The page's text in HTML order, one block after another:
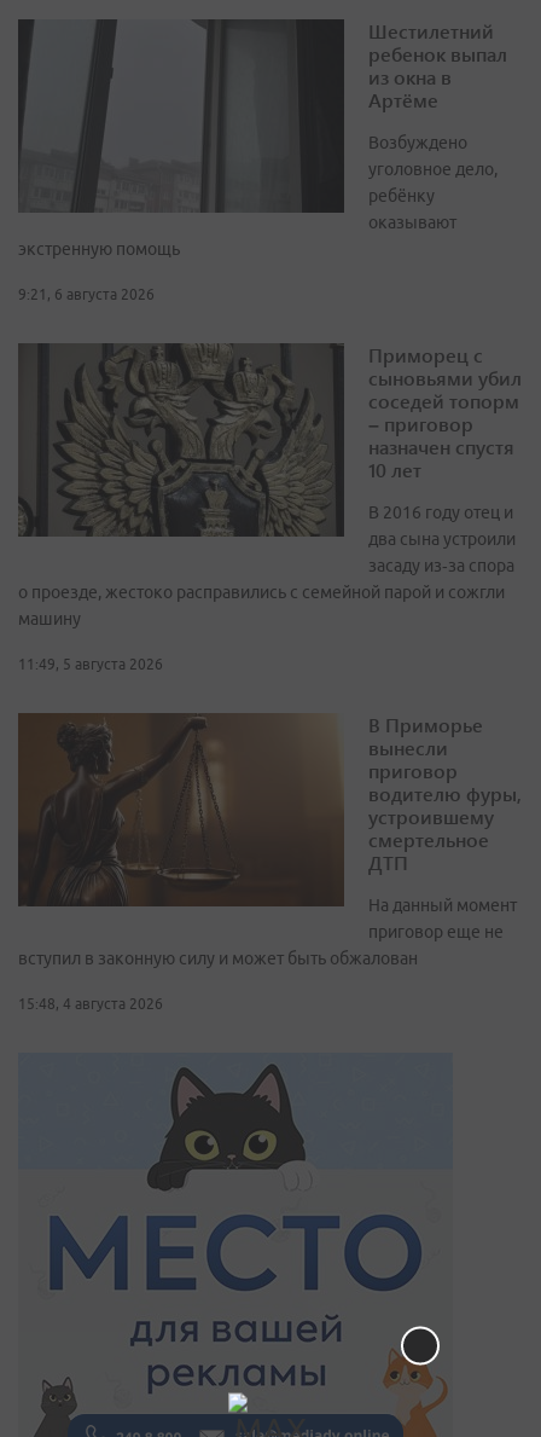
Шестилетний
ребенок выпал
из окна в
Артёме
Возбуждено
уголовное дело,
ребёнку
оказывают
экстренную помощь
9:21, 6 августа 2026
Приморец с
сыновьями убил
соседей топорм
– приговор
назначен спустя
10 лет
В 2016 году отец и
два сына устроили
засаду из‑за спора
о проезде, жестоко расправились с семейной парой и сожгли
машину
11:49, 5 августа 2026
В Приморье
вынесли
приговор
водителю фуры,
устроившему
смертельное
ДТП
На данный момент
приговор еще не
вступил в законную силу и может быть обжалован
15:48, 4 августа 2026